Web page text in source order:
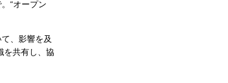
“オープン
、影響を及
を共有し、協